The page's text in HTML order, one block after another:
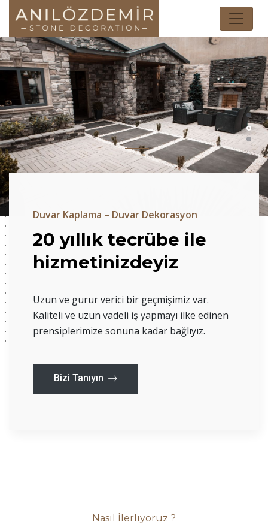
Duvar Kaplama – Duvar Dekorasyon
20 yıllık tecrübe ile
hizmetinizdeyiz
Uzun ve gurur verici bir geçmişimiz var.
Kaliteli ve uzun vadeli iş yapmayı ilke edinen
prensiplerimize sonuna kadar bağlıyız.
Bizi Tanıyın
Nasıl İlerliyoruz ?